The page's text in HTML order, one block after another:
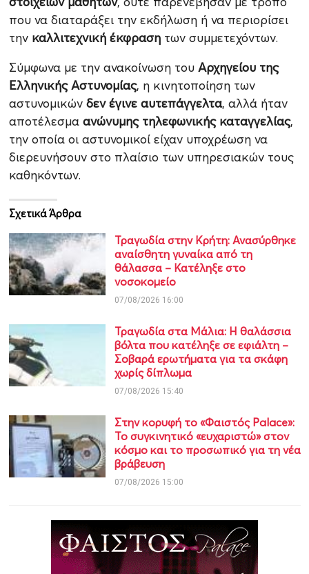
που να διαταράξει την εκδήλωση ή να περιορίσει
την καλλιτεχνική έκφρασητων συμμετεχόντων.
Σύμφωνα με την ανακοίνωση του Αρχηγείου της
Ελληνικής Αστυνομίας, η κινητοποίηση των
αστυνομικών δεν έγινε αυτεπάγγελτα, αλλά ήταν
αποτέλεσμα ανώνυμης τηλεφωνικής καταγγελίας,
την οποία οι αστυνομικοί είχαν υποχρέωση να
διερευνήσουν στο πλαίσιο των υπηρεσιακών τους
καθηκόντων.
Σχετικά Άρθρα
Τραγωδία στην Κρήτη: Ανασύρθηκε
αναίσθητη γυναίκα από τη
θάλασσα – Κατέληξε στο
νοσοκομείο
07/08/2026 16:00
Τραγωδία στα Μάλια: Η θαλάσσια
βόλτα που κατέληξε σε εφιάλτη –
Σοβαρά ερωτήματα για τα σκάφη
χωρίς δίπλωμα
07/08/2026 15:40
Στην κορυφή το «Φαιστός Palace»:
Το συγκινητικό «ευχαριστώ» στον
κόσμο και το προσωπικό για τη νέα
βράβευση
07/08/2026 15:00